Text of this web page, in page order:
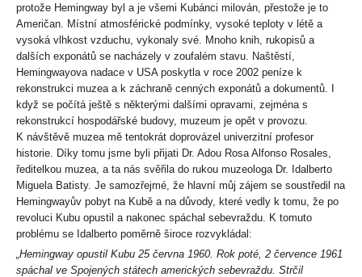
protože Hemingway byl a je všemi Kubánci milován, přestože je to
Američan. Místní atmosférické podmínky, vysoké teploty v létě a
vysoká vlhkost vzduchu, vykonaly své. Mnoho knih, rukopisů a
dalších exponátů se nacházely v zoufalém stavu. Naštěstí,
Hemingwayova nadace v USA poskytla v roce 2002 peníze k
rekonstrukci muzea a k záchraně cenných exponátů a dokumentů. I
když se počítá ještě s některými dalšími opravami, zejména s
rekonstrukcí hospodářské budovy, muzeum je opět v provozu.
K návštěvě muzea mě tentokrát doprovázel univerzitní profesor
historie. Díky tomu jsme byli přijati Dr. Adou Rosa Alfonso Rosales,
ředitelkou muzea, a ta nás svěřila do rukou muzeologa Dr. Idalberto
Miguela Batisty. Je samozřejmé, že hlavní můj zájem se soustředil na
Hemingwayův pobyt na Kubě a na důvody, které vedly k tomu, že po
revoluci Kubu opustil a nakonec spáchal sebevraždu. K tomuto
problému se Idalberto poměrně široce rozvykládal:
„Hemingway opustil Kubu 25 června 1960. Rok poté, 2 července 1961
spáchal ve Spojených státech amerických sebevraždu. Strčil